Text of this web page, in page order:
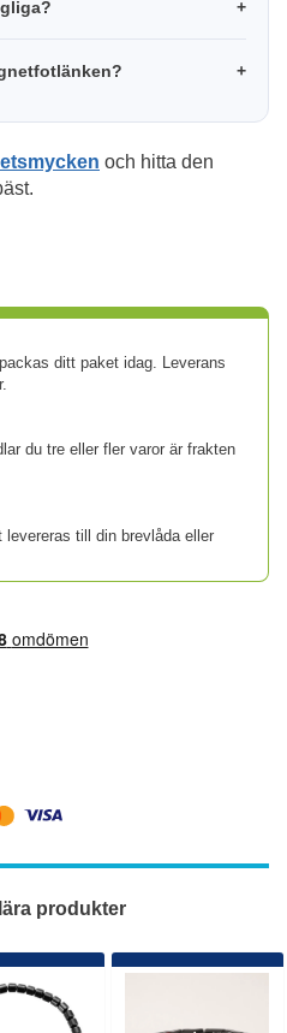
och hitta den
ditt paket idag. Leverans
du tre eller fler varor är frakten
till din brevlåda eller
produkter